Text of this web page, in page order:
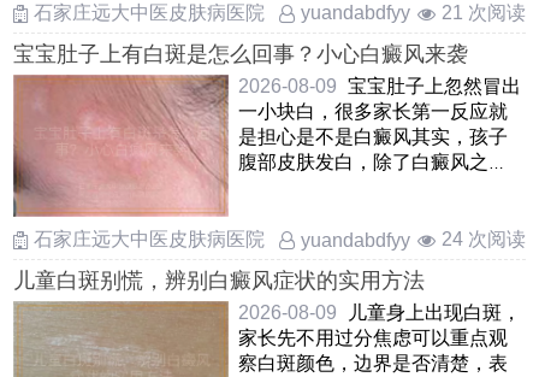
石家庄远大中医皮肤病医院
yuandabdfyy 21 次阅读
宝宝肚子上有白斑是怎么回事？小心白癜风来袭
2026-08-09 宝宝肚子上忽然冒出
一小块白，很多家长第一反应就
是担心是不是白癜风其实，孩子
腹部皮肤发白，除了白癜风之
石家庄远大中医皮肤病医院
yuandabdfyy 24 次阅读
儿童白斑别慌，辨别白癜风症状的实用方法
2026-08-09
儿童身上出现白斑，
家长先不用过分焦虑可以重点观
察白斑颜色，边界是否清楚，表